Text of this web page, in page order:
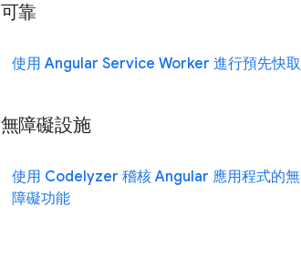
可靠
使用 Angular Service Worker 進行預先快取
無障礙設施
使用 Codelyzer 稽核 Angular 應用程式的無
障礙功能